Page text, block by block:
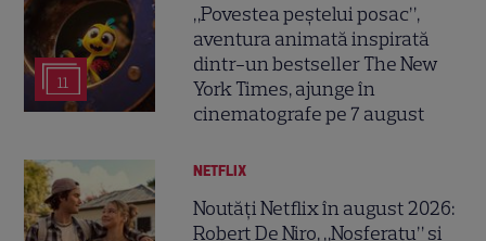
11
„Povestea peștelui posac”,
aventura animată inspirată
dintr-un bestseller The New
York Times, ajunge în
cinematografe pe 7 august
NETFLIX
Noutăți Netflix în august 2026:
Robert De Niro, „Nosferatu” și